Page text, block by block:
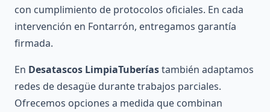
con cumplimiento de protocolos oficiales. En cada
intervención en Fontarrón, entregamos garantía
firmada.
En Desatascos LimpiaTuberíastambién adaptamos
redes de desagüe durante trabajos parciales.
Ofrecemos opciones a medida que combinan